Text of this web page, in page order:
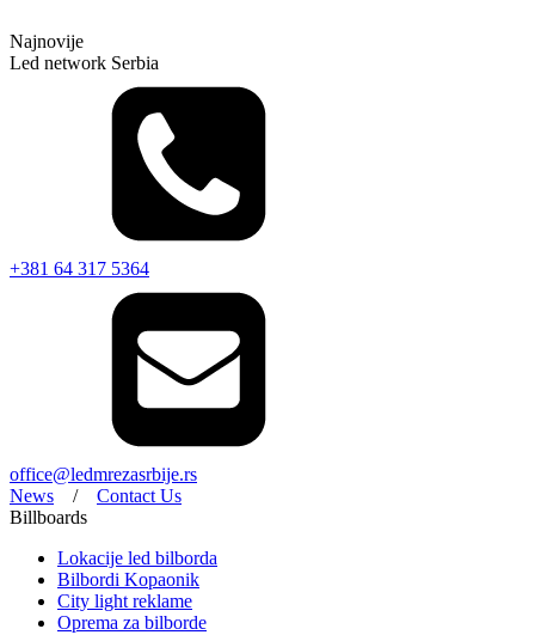
Najnovije
Led network Serbia
+381 64 317 5364
office@ledmrezasrbije.rs
News / Contact Us
Billboards
Lokacije led bilborda
Bilbordi Kopaonik
City light reklame
Oprema za bilborde